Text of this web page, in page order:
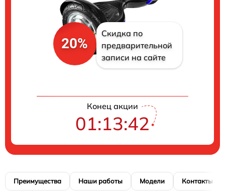
20%
Скидка по
предварительной
записи на сайте
Конец акции
01:13:42
Преимущества Наши работы Модели Контакты